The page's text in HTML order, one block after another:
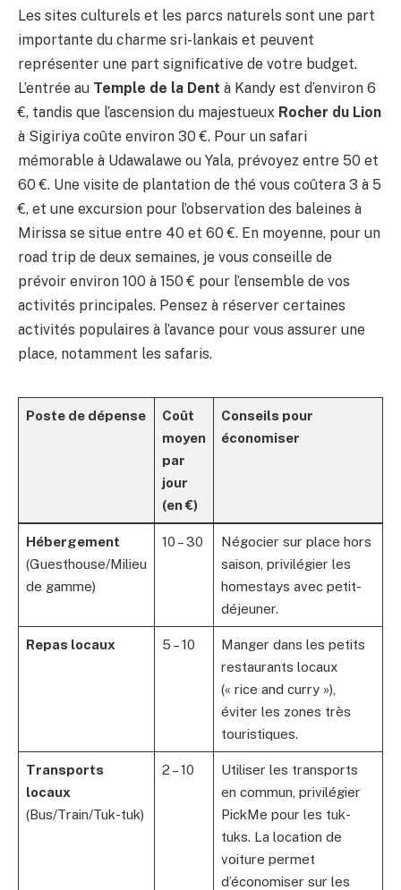
Les sites culturels et les parcs naturels sont une part
importante du charme sri-lankais et peuvent
représenter une part significative de votre budget.
L’entrée au Temple de la Dent à Kandy est d’environ 6
€, tandis que l’ascension du majestueux Rocher du Lion
à Sigiriya coûte environ 30 €. Pour un safari
mémorable à Udawalawe ou Yala, prévoyez entre 50 et
60 €. Une visite de plantation de thé vous coûtera 3 à 5
€, et une excursion pour l’observation des baleines à
Mirissa se situe entre 40 et 60 €. En moyenne, pour un
road trip de deux semaines, je vous conseille de
prévoir environ 100 à 150 € pour l’ensemble de vos
activités principales. Pensez à réserver certaines
activités populaires à l’avance pour vous assurer une
place, notamment les safaris.
Poste de dépense
Coût
moyen
par
jour
(en €)
Conseils pour
économiser
Hébergement
(Guesthouse/Milieu
de gamme)
10 – 30
Négocier sur place hors
saison, privilégier les
homestays avec petit-
déjeuner.
Repas locaux 5 – 10
Manger dans les petits
restaurants locaux
(« rice and curry »),
éviter les zones très
touristiques.
Transports
locaux
(Bus/Train/Tuk-tuk)
2 – 10
Utiliser les transports
en commun, privilégier
PickMe pour les tuk-
tuks. La location de
voiture permet
d’économiser sur les